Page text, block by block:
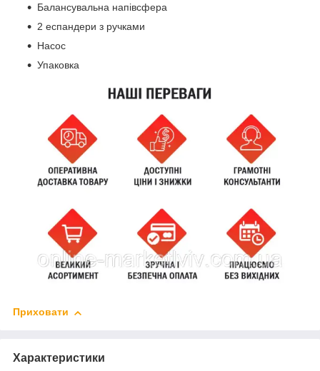
Балансувальна напівсфера
2 еспандери з ручками
Насос
Упаковка
Приховати
Характеристики